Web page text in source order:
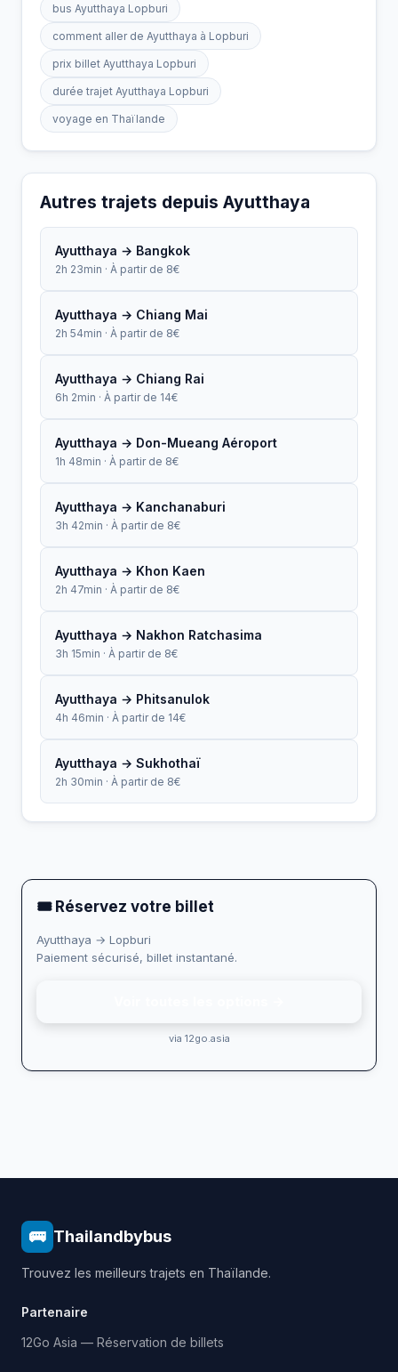
bus Ayutthaya Lopburi
comment aller de Ayutthaya à Lopburi
prix billet Ayutthaya Lopburi
durée trajet Ayutthaya Lopburi
voyage en Thaïlande
Autres trajets depuis Ayutthaya
Ayutthaya → Bangkok
2h 23min · À partir de 8€
Ayutthaya → Chiang Mai
2h 54min · À partir de 8€
Ayutthaya → Chiang Rai
6h 2min · À partir de 14€
Ayutthaya → Don-Mueang Aéroport
1h 48min · À partir de 8€
Ayutthaya → Kanchanaburi
3h 42min · À partir de 8€
Ayutthaya → Khon Kaen
2h 47min · À partir de 8€
Ayutthaya → Nakhon Ratchasima
3h 15min · À partir de 8€
Ayutthaya → Phitsanulok
4h 46min · À partir de 14€
Ayutthaya → Sukhothaï
2h 30min · À partir de 8€
🎟 Réservez votre billet
Ayutthaya → Lopburi
Paiement sécurisé, billet instantané.
via 12go.asia
🚌 Thailandbybus
Trouvez les meilleurs trajets en Thaïlande.
Partenaire
12Go Asia — Réservation de billets